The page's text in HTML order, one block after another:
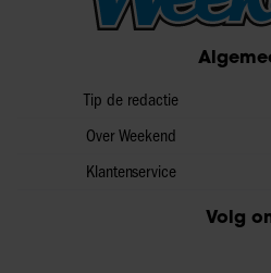
Tip de redactie
Over Weekend
Klantenservice
Volg